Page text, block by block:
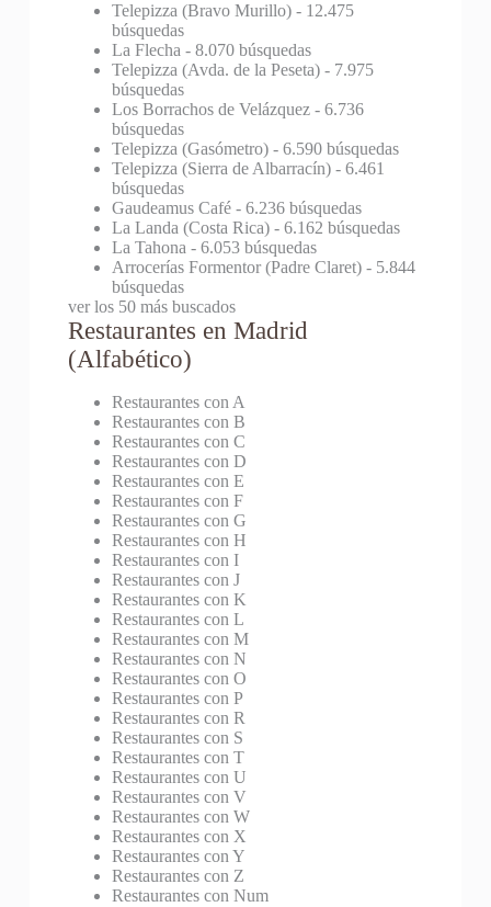
Telepizza (Bravo Murillo)- 12.475
búsquedas
La Flecha - 8.070 búsquedas
Telepizza (Avda. de la Peseta)- 7.975
búsquedas
Los Borrachos de Velázquez- 6.736
búsquedas
Telepizza (Gasómetro)- 6.590 búsquedas
Telepizza (Sierra de Albarracín)- 6.461
búsquedas
Gaudeamus Café- 6.236 búsquedas
La Landa (Costa Rica)- 6.162 búsquedas
La Tahona - 6.053 búsquedas
Arrocerías Formentor (Padre Claret)- 5.844
búsquedas
ver los 50 más buscados
Restaurantes en Madrid
(Alfabético)
Restaurantes con A
Restaurantes con B
Restaurantes con C
Restaurantes con D
Restaurantes con E
Restaurantes con F
Restaurantes con G
Restaurantes con H
Restaurantes con I
Restaurantes con J
Restaurantes con K
Restaurantes con L
Restaurantes con M
Restaurantes con N
Restaurantes con O
Restaurantes con P
Restaurantes con R
Restaurantes con S
Restaurantes con T
Restaurantes con U
Restaurantes con V
Restaurantes con W
Restaurantes con X
Restaurantes con Y
Restaurantes con Z
Restaurantes con Num